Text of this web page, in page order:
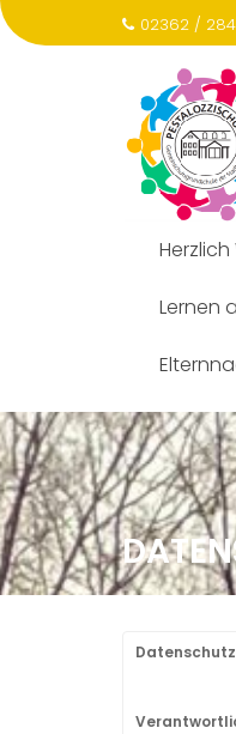
Skip
02362 /
Lernen